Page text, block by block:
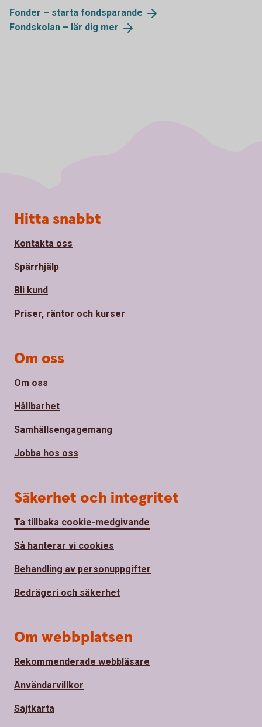
Fonder – starta fondsparande
Fondskolan – lär dig mer
Sidfot
Hitta snabbt
Kontakta oss
Spärrhjälp
Bli kund
Priser, räntor och kurser
Om oss
Om oss
Hållbarhet
Samhällsengagemang
Jobba hos oss
Säkerhet och integritet
Ta tillbaka cookie-medgivande
Så hanterar vi cookies
Behandling av personuppgifter
Bedrägeri och säkerhet
Om webbplatsen
Rekommenderade webbläsare
Användarvillkor
Sajtkarta